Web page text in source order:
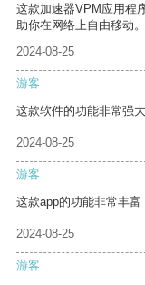
这款加速器VPM应用程
助你在网络上自由移动。
2024-08-25
游客
这款软件的功能非常强
2024-08-25
游客
这款app的功能非常丰富
2024-08-25
游客